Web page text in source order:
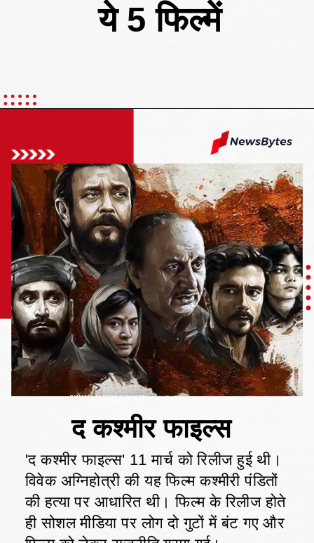
ये 5 फिल्में
द कश्मीर फाइल्स
'द कश्मीर फाइल्स' 11 मार्च को रिलीज हुई थी।
विवेक अग्निहोत्री की यह फिल्म कश्मीरी पंडितों
की हत्या पर आधारित थी। फिल्म के रिलीज होते
ही सोशल मीडिया पर लोग दो गुटों में बंट गए और